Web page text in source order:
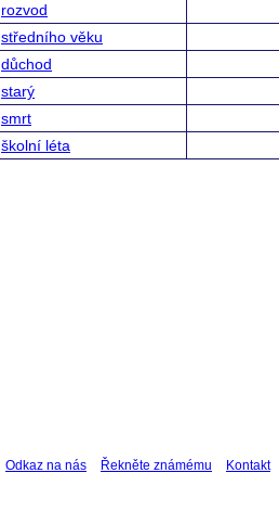
rozvod
středního věku
důchod
starý
smrt
školní léta
Odkaz na nás Řekněte známému Kontakt